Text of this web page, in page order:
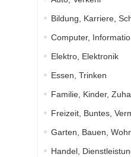
Bildung, Karriere,
Computer,
Elektro, Elektronik
Essen, Trinken
Familie, Kinder,
Freizeit, Buntes,
Garten, Bauen,
Handel,